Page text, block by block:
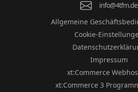
info@4tfm.de
Allgemeine
Cookie-
Impressum
xt:Commerce
xt:Commerce 3